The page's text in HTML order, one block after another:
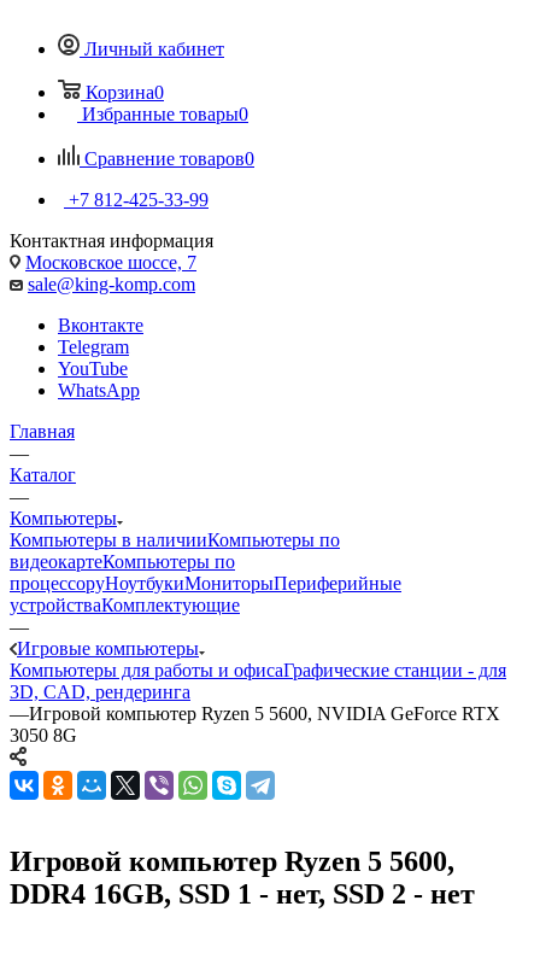
Личный кабинет
Корзина0
Избранные товары0
Сравнение товаров0
+7 812-425-33-99
Контактная информация
Московское шоссе, 7
sale@king-komp.com
Вконтакте
Telegram
YouTube
WhatsApp
Главная
—
Каталог
—
Компьютеры
Компьютеры в наличииКомпьютеры по
видеокартеКомпьютеры по
процессоруНоутбукиМониторыПериферийные
устройстваКомплектующие
—
Игровые компьютеры
Компьютеры для работы и офисаГрафические станции - для
3D, CAD, рендеринга
—Игровой компьютер Ryzen 5 5600, NVIDIA GeForce RTX
3050 8G
Игровой компьютер Ryzen 5 5600,
DDR4 16GB, SSD 1 - нет, SSD 2 - нет